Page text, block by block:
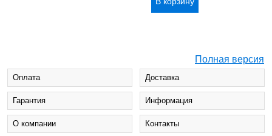
Полная версия
Оплата Доставка
Гарантия Информация
О компании Контакты